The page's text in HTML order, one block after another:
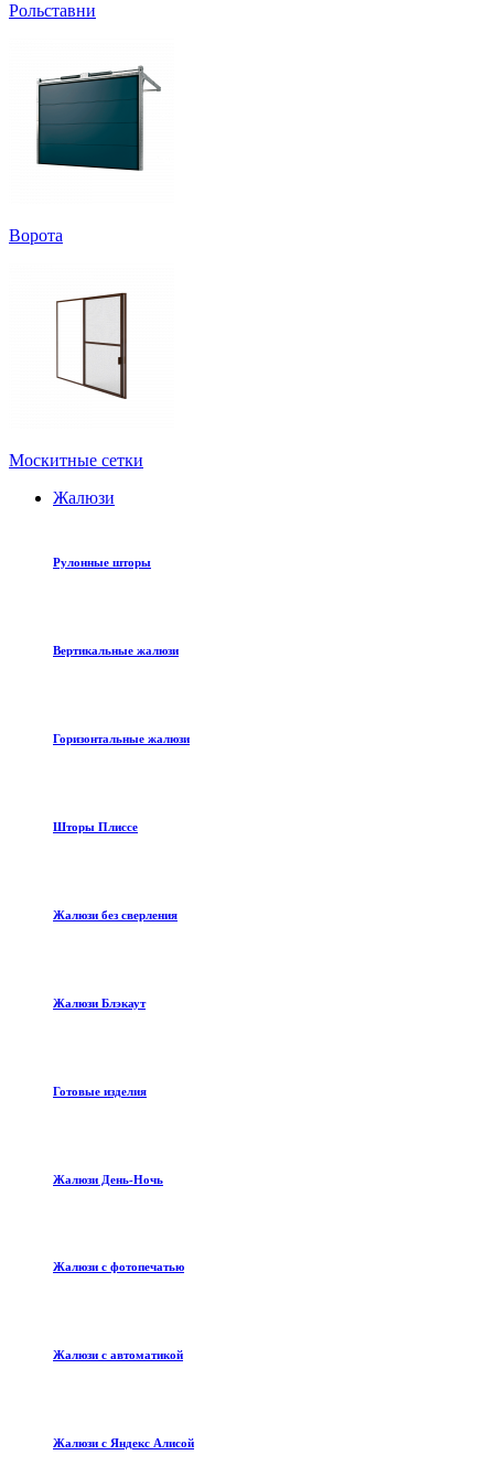
Рольставни
Ворота
Москитные сетки
Жалюзи
Рулонные шторы
Вертикальные жалюзи
Горизонтальные жалюзи
Шторы Плиссе
Жалюзи без сверления
Жалюзи Блэкаут
Готовые изделия
Жалюзи День-Ночь
Жалюзи с фотопечатью
Жалюзи с автоматикой
Жалюзи с Яндекс Алисой